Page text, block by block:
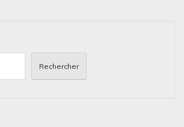
Rechercher